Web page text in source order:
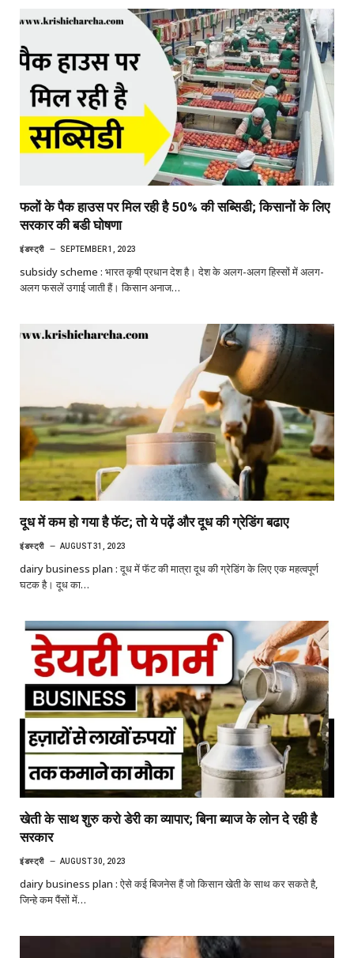
फलों के पैक हाउस पर मिल रही है 50% की सब्सिडी; किसानों के लिए
सरकार की बडी घोषणा
इंडस्ट्री SEPTEMBER 1, 2023
subsidy scheme : भारत कृषी प्रधान देश है। देश के अलग-अलग हिस्सों में अलग-
अलग फसलें उगाई जाती हैं। किसान अनाज…
दूध में कम हो गया है फॅट; तो ये पढ़ें और दूध की ग्रेडिंग बढाए
इंडस्ट्री AUGUST 31, 2023
dairy business plan : दूध में फॅट की मात्रा दूध की ग्रेडिंग के लिए एक महत्वपूर्ण
घटक है। दूध का…
खेती के साथ शुरु करो डेरी का व्यापार; बिना ब्याज के लोन दे रही है
सरकार
इंडस्ट्री AUGUST 30, 2023
dairy business plan : ऐसे कई बिजनेस हैं जो किसान खेती के साथ कर सकते है,
जिन्हे कम पैंसों में…